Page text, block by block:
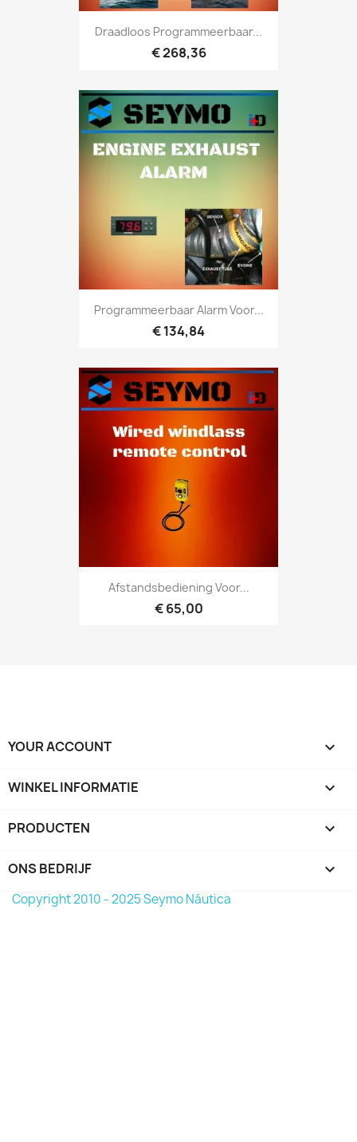
Draadloos Programmeerbaar...
€ 268,36
Programmeerbaar Alarm Voor...
€ 134,84
Afstandsbediening Voor...
€ 65,00
YOUR ACCOUNT 
WINKEL INFORMATIE keyboard_arrow_down
PRODUCTEN 
ONS BEDRIJF 
Copyright 2010 - 2025 Seymo Náutica